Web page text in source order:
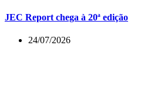
JEC Report chega à 20ª edição
24/07/2026